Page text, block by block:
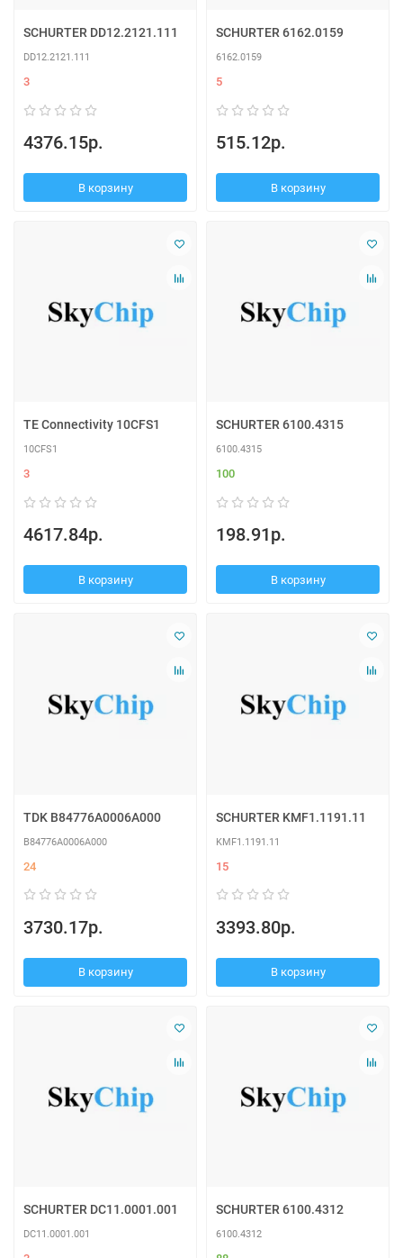
SCHURTER DD12.2121.111
DD12.2121.111
3
4376.15р.
В корзину
SCHURTER 6162.0159
6162.0159
5
515.12р.
В корзину
TE Connectivity 10CFS1
10CFS1
3
4617.84р.
В корзину
SCHURTER 6100.4315
6100.4315
100
198.91р.
В корзину
TDK B84776A0006A000
B84776A0006A000
24
3730.17р.
В корзину
SCHURTER KMF1.1191.11
KMF1.1191.11
15
3393.80р.
В корзину
SCHURTER DC11.0001.001
DC11.0001.001
SCHURTER 6100.4312
6100.4312